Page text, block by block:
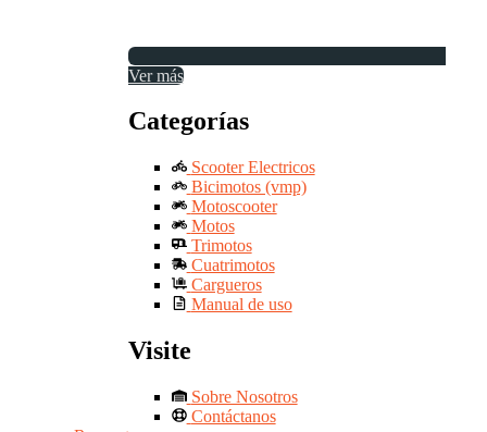
Ver más
Categorías
Scooter Electricos
Bicimotos (vmp)
Motoscooter
Motos
Trimotos
Cuatrimotos
Cargueros
Manual de uso
Visite
Sobre Nosotros
Contáctanos